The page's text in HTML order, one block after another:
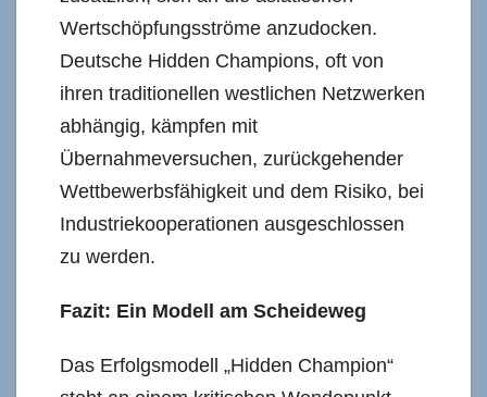
Wertschöpfungsströme anzudocken.
Deutsche Hidden Champions, oft von
ihren traditionellen westlichen Netzwerken
abhängig, kämpfen mit
Übernahmeversuchen, zurückgehender
Wettbewerbsfähigkeit und dem Risiko, bei
Industriekooperationen ausgeschlossen
zu werden.
Fazit: Ein Modell am Scheideweg
Das Erfolgsmodell „Hidden Champion“